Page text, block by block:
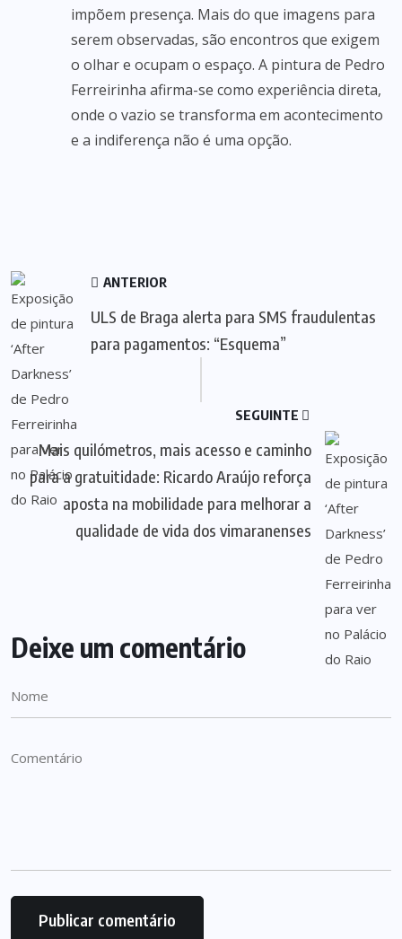
impõem presença. Mais do que imagens para
serem observadas, são encontros que exigem
o olhar e ocupam o espaço. A pintura de Pedro
Ferreirinha afirma-se como experiência direta,
onde o vazio se transforma em acontecimento
e a indiferença não é uma opção.
ANTERIOR
ULS de Braga alerta para SMS fraudulentas
para pagamentos: “Esquema”
SEGUINTE
Mais quilómetros, mais acesso e caminho
para a gratuitidade: Ricardo Araújo reforça
aposta na mobilidade para melhorar a
qualidade de vida dos vimaranenses
Deixe um comentário